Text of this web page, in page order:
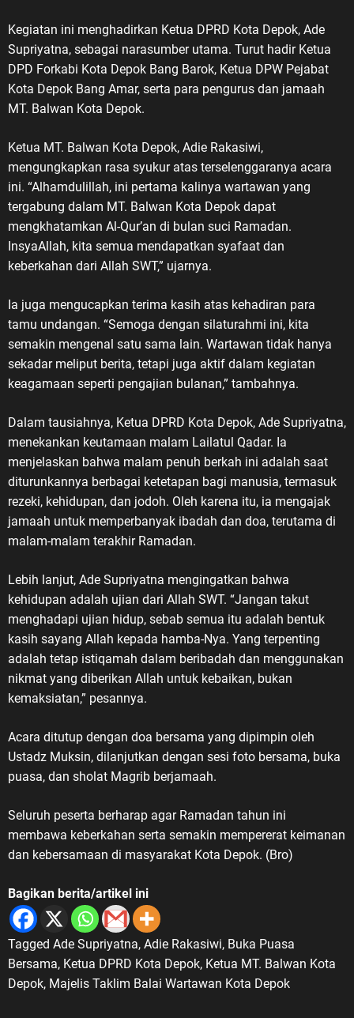
Kegiatan ini menghadirkan Ketua DPRD Kota Depok, Ade
Supriyatna, sebagai narasumber utama. Turut hadir Ketua
DPD Forkabi Kota Depok Bang Barok, Ketua DPW Pejabat
Kota Depok Bang Amar, serta para pengurus dan jamaah
MT. Balwan Kota Depok.
Ketua MT. Balwan Kota Depok, Adie Rakasiwi,
mengungkapkan rasa syukur atas terselenggaranya acara
ini. “Alhamdulillah, ini pertama kalinya wartawan yang
tergabung dalam MT. Balwan Kota Depok dapat
mengkhatamkan Al-Qur’an di bulan suci Ramadan.
InsyaAllah, kita semua mendapatkan syafaat dan
keberkahan dari Allah SWT,” ujarnya.
Ia juga mengucapkan terima kasih atas kehadiran para
tamu undangan. “Semoga dengan silaturahmi ini, kita
semakin mengenal satu sama lain. Wartawan tidak hanya
sekadar meliput berita, tetapi juga aktif dalam kegiatan
keagamaan seperti pengajian bulanan,” tambahnya.
Dalam tausiahnya, Ketua DPRD Kota Depok, Ade Supriyatna,
menekankan keutamaan malam Lailatul Qadar. Ia
menjelaskan bahwa malam penuh berkah ini adalah saat
diturunkannya berbagai ketetapan bagi manusia, termasuk
rezeki, kehidupan, dan jodoh. Oleh karena itu, ia mengajak
jamaah untuk memperbanyak ibadah dan doa, terutama di
malam-malam terakhir Ramadan.
Lebih lanjut, Ade Supriyatna mengingatkan bahwa
kehidupan adalah ujian dari Allah SWT. “Jangan takut
menghadapi ujian hidup, sebab semua itu adalah bentuk
kasih sayang Allah kepada hamba-Nya. Yang terpenting
adalah tetap istiqamah dalam beribadah dan menggunakan
nikmat yang diberikan Allah untuk kebaikan, bukan
kemaksiatan,” pesannya.
Acara ditutup dengan doa bersama yang dipimpin oleh
Ustadz Muksin, dilanjutkan dengan sesi foto bersama, buka
puasa, dan sholat Magrib berjamaah.
Seluruh peserta berharap agar Ramadan tahun ini
membawa keberkahan serta semakin mempererat keimanan
dan kebersamaan di masyarakat Kota Depok. (Bro)
Bagikan berita/artikel ini
Tagged Ade Supriyatna, Adie Rakasiwi, Buka Puasa
Bersama, Ketua DPRD Kota Depok, Ketua MT. Balwan Kota
Depok, Majelis Taklim Balai Wartawan Kota Depok